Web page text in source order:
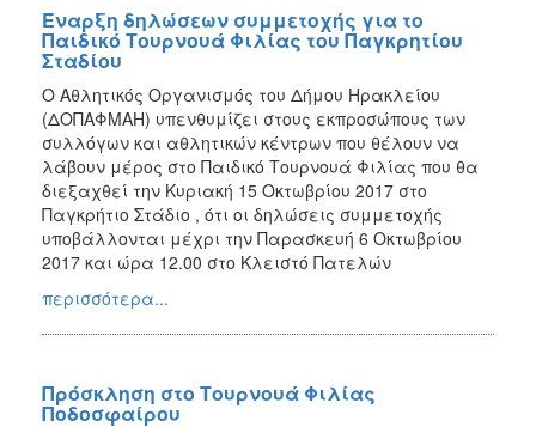
Έναρξη δηλώσεων συμμετοχής για το
Παιδικό Τουρνουά Φιλίας του Παγκρητίου
Σταδίου
Ο Αθλητικός Οργανισμός του Δήμου Ηρακλείου
(ΔΟΠΑΦΜΑΗ) υπενθυμίζει στους εκπροσώπους των
συλλόγων και αθλητικών κέντρων που θέλουν να
λάβουν μέρος στο Παιδικό Τουρνουά Φιλίας που θα
διεξαχθεί την Κυριακή 15 Οκτωβρίου 2017 στο
Παγκρήτιο Στάδιο , ότι οι δηλώσεις συμμετοχής
υποβάλλονται μέχρι την Παρασκευή 6 Οκτωβρίου
2017 και ώρα 12.00 στο Κλειστό Πατελών
περισσότερα...
Πρόσκληση στο Τουρνουά Φιλίας
Ποδοσφαίρου